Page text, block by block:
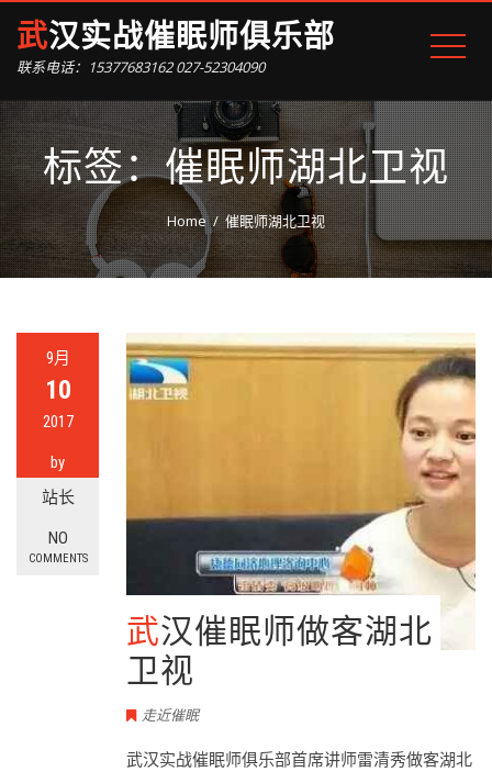
武汉实战催眠师俱乐部
联系电话：15377683162 027-52304090
标签：催眠师湖北卫视
Home 催眠师湖北卫视
9月
10
2017
by
站长
NO
COMMENTS
武汉催眠师做客湖北
卫视
走近催眠
武汉实战催眠师俱乐部首席讲师雷清秀做客湖北